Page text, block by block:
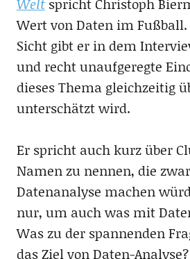
Wert von Daten im
Sicht gibt er in dem
und recht unaufgeregte
dieses Thema gleichzeitig
unterschätzt wird.
Er spricht auch kurz über
Namen zu nennen, die
Datenanalyse machen
nur, um auch was mit
Was zu der spannenden
das Ziel von Daten-